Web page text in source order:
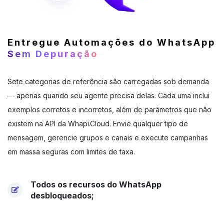
Entregue Automações do WhatsApp
Sem Depuração
Sete categorias de referência são carregadas sob demanda
— apenas quando seu agente precisa delas. Cada uma inclui
exemplos corretos e incorretos, além de parâmetros que não
existem na API da Whapi.Cloud. Envie qualquer tipo de
mensagem, gerencie grupos e canais e execute campanhas
em massa seguras com limites de taxa.
Todos os recursos do WhatsApp
desbloqueados;